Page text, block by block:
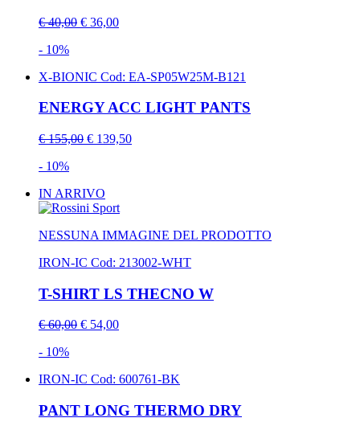
€ 40,00 € 36,00
- 10%
X-BIONIC Cod: EA-SP05W25M-B121
ENERGY ACC LIGHT PANTS
€ 155,00 € 139,50
- 10%
IN ARRIVO
NESSUNA IMMAGINE DEL PRODOTTO
IRON-IC Cod: 213002-WHT
T-SHIRT LS THECNO W
€ 60,00 € 54,00
- 10%
IRON-IC Cod: 600761-BK
PANT LONG THERMO DRY